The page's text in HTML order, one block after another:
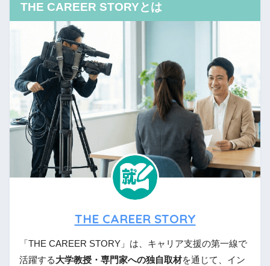
THE CAREER STORYとは
THE CAREER STORY
「THE CAREER STORY」は、キャリア支援の第一線で
活躍する大学教授・専門家への独自取材を通じて、イン